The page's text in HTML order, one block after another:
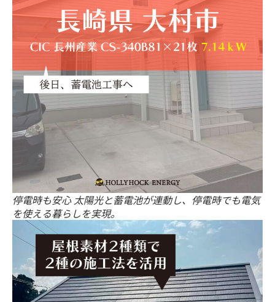
停電時も安心 太陽光と蓄電池が連動し、停電時でも電気
を使える暮らしを実現。